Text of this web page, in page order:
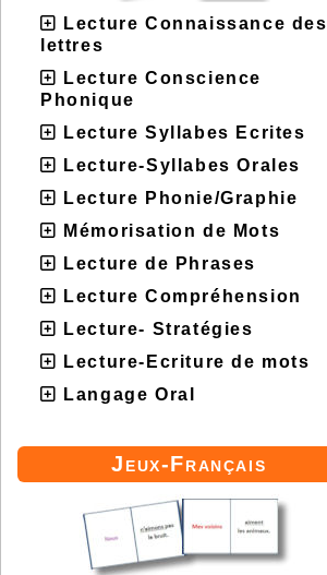
Lecture Connaissance des
lettres
Lecture Conscience
Phonique
Lecture Syllabes Ecrites
Lecture-Syllabes Orales
Lecture Phonie/Graphie
Mémorisation de Mots
Lecture de Phrases
Lecture Compréhension
Lecture- Stratégies
Lecture-Ecriture de mots
Langage Oral
Jeux-Français